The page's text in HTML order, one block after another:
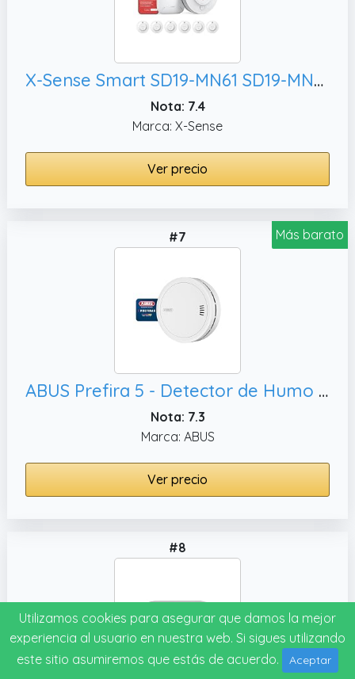
X-Sense Smart SD19-MN61 SD19-MN61 - Detector de Humo inalámbrico (batería de 10 años y estación Base SBS50, 6 Unidades)
Nota: 7.4
Marca: X-Sense
Ver precio
Más barato
#7
ABUS Prefira 5 - Detector de Humo Certificado, y Compensación por Suciedad
Nota: 7.3
Marca: ABUS
Ver precio
#8
Utilizamos cookies para asegurar que damos la mejor
experiencia al usuario en nuestra web. Si sigues utilizando
este sitio asumiremos que estás de acuerdo.
Aceptar